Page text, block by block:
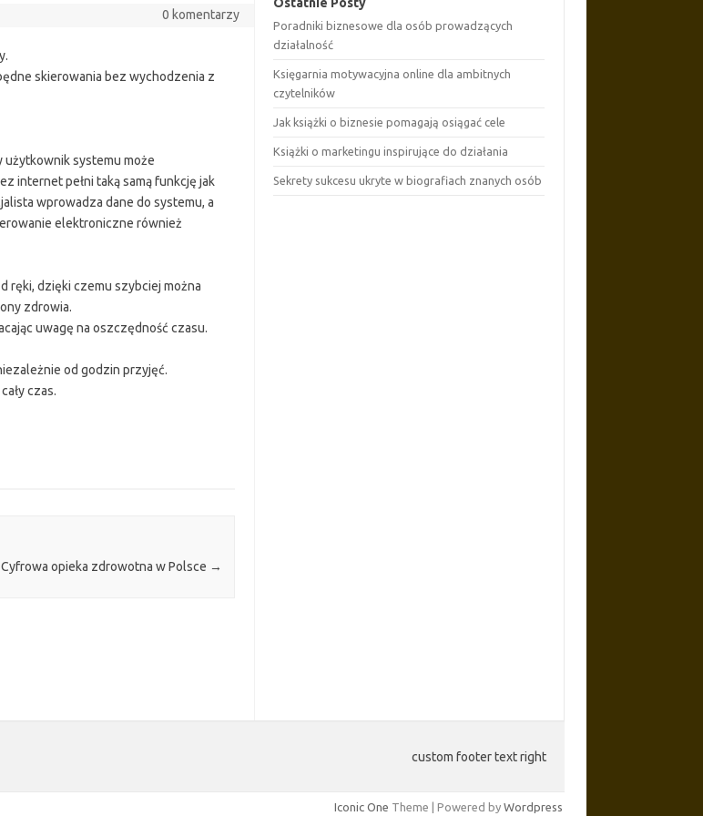
0 komentarzy
skierowania bez wychodzenia z
użytkownik systemu może
internet pełni taką samą funkcję jak
wprowadza dane do systemu, a
elektroniczne również
ręki, dzięki czemu szybciej można
zdrowia.
uwagę na oszczędność czasu.
od godzin przyjęć.
czas.
Cyfrowa opieka zdrowotna w Polsce →
Poradniki biznesowe dla osób prowadzących
działalność
Księgarnia motywacyjna online dla ambitnych
czytelników
Jak książki o biznesie pomagają osiągać cele
Książki o marketingu inspirujące do działania
Sekrety sukcesu ukryte w biografiach znanych osób
custom footer text right
Iconic One Theme | Powered by Wordpress